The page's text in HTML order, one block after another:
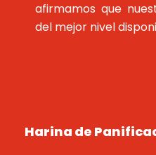
afirmamos que
del mejor nivel
Harina de